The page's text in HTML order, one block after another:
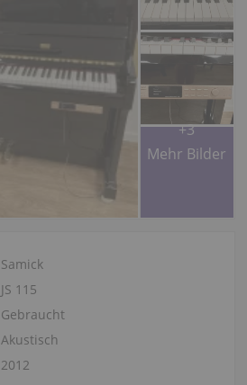
+3
Mehr Bilder
Samick
JS 115
Gebraucht
Akustisch
2012